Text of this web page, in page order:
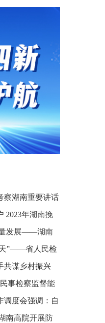
察湖南重要讲话
班
2023年湖南挽
量发展——湖南
产权犯罪10起
天”——省人民检
察开放日活动
共谋乡村振兴
、村“两委”干
事检察监督能
调度会强调：自
更有成效 更加
南高院开展防